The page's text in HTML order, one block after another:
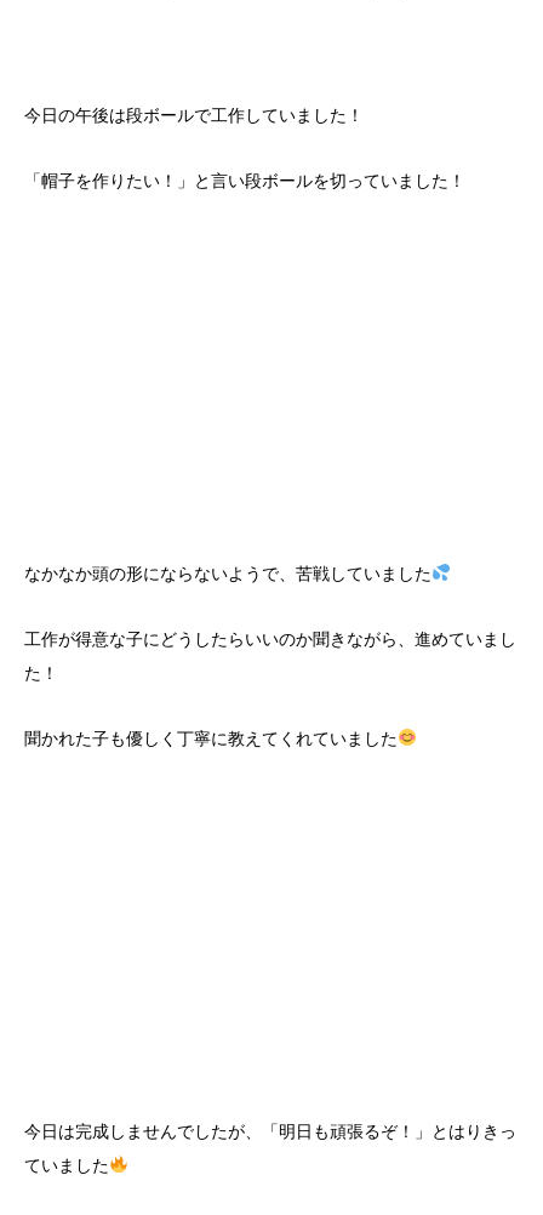
今日の午後は段ボールで工作していました！
「帽子を作りたい！」と言い段ボールを切っていました！
なかなか頭の形にならないようで、苦戦していました
工作が得意な子にどうしたらいいのか聞きながら、進めていまし
た！
聞かれた子も優しく丁寧に教えてくれていました
今日は完成しませんでしたが、「明日も頑張るぞ！」とはりきっ
ていました